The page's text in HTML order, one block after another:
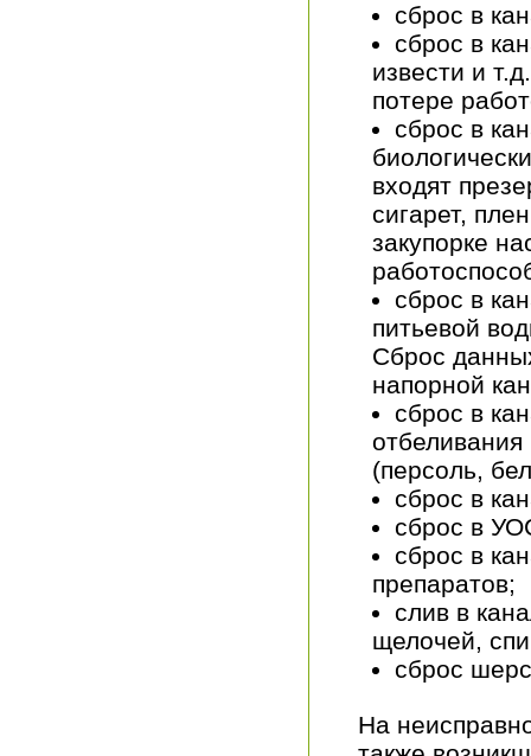
сброс в
сброс в
извести и
потере
сброс в
входят
сигарет,
закупорке
сброс в
питьевой
Сброс
напорной
сброс в
(персоль,
сброс в
сброс в
сброс в
препаратов;
слив в
щелочей,
сброс
На